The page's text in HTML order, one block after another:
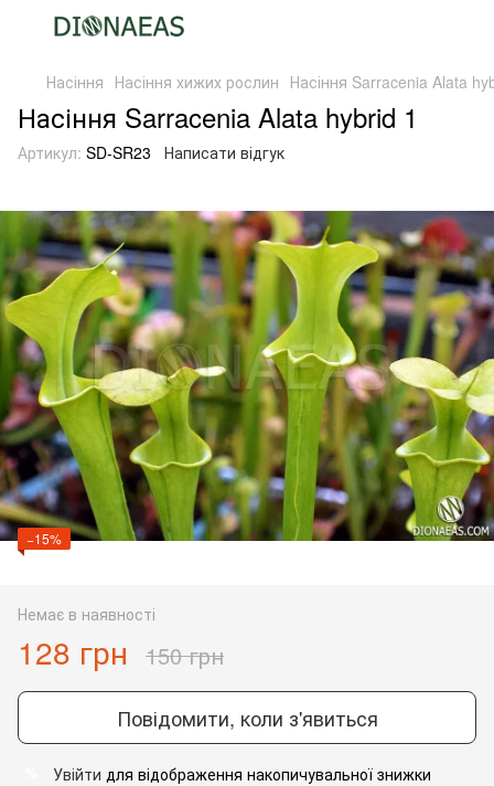
Насіння Насіння хижих рослин Насіння Sarracenia Alata
Насіння Sarracenia Alata hybrid 1
Артикул: SD-SR23 Написати відгук
−15%
Немає в наявності
128 грн 150 грн
Повідомити, коли з'явиться
Увійти для відображення накопичувальної знижки